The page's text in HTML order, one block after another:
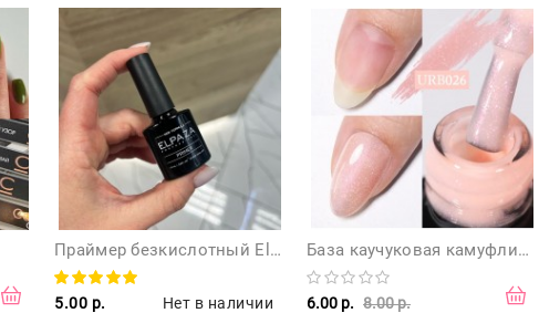
Праймер безкислотный Elpaza, 10 мл
5.00 р. Нет в наличии
База каучуковая камуфлирующая с мерцанием Sugar, URB 26, 7 мл
6.00 р. 8.00 р.